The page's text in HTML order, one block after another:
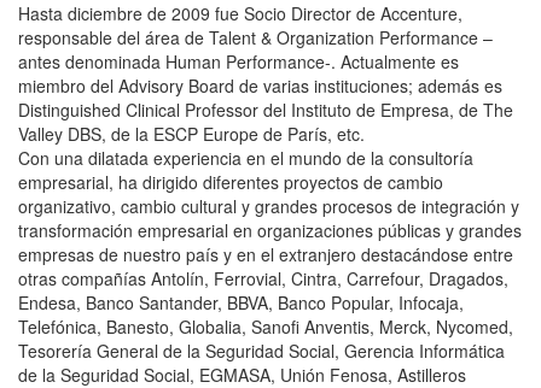
Hasta diciembre de 2009 fue Socio Director de Accenture,
responsable del área de Talent & Organization Performance –
antes denominada Human Performance-. Actualmente es
miembro del Advisory Board de varias instituciones; además es
Distinguished Clinical Professor del Instituto de Empresa, de The
Valley DBS, de la ESCP Europe de París, etc.
Con una dilatada experiencia en el mundo de la consultoría
empresarial, ha dirigido diferentes proyectos de cambio
organizativo, cambio cultural y grandes procesos de integración y
transformación empresarial en organizaciones públicas y grandes
empresas de nuestro país y en el extranjero destacándose entre
otras compañías Antolín, Ferrovial, Cintra, Carrefour, Dragados,
Endesa, Banco Santander, BBVA, Banco Popular, Infocaja,
Telefónica, Banesto, Globalia, Sanofi Anventis, Merck, Nycomed,
Tesorería General de la Seguridad Social, Gerencia Informática
de la Seguridad Social, EGMASA, Unión Fenosa, Astilleros